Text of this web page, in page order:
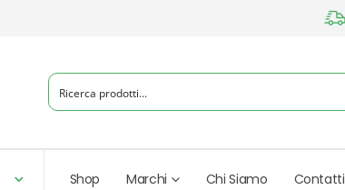
Shop Marchi Chi Siamo Contatti